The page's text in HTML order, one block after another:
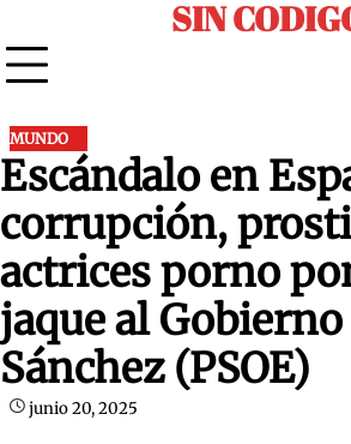
to
content
SIN
MUNDO
Escándalo en
corrupción,
actrices porno
jaque al Gobierno
Sánchez (PSOE)
junio 20, 2025